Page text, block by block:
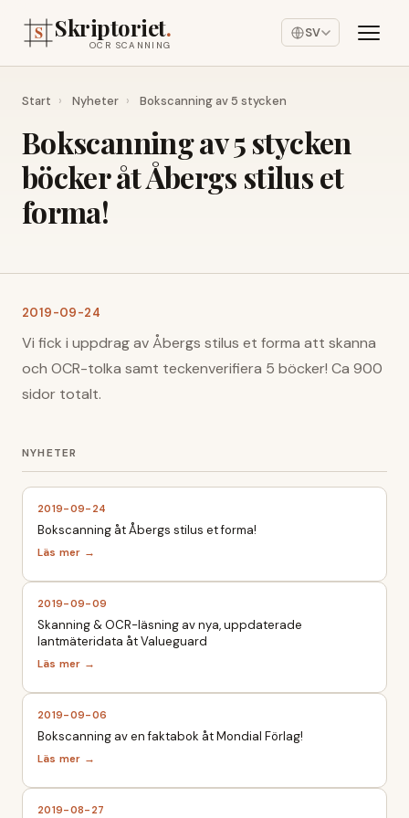
Skriptoriet.
OCR SCANNING
SV
Start › Nyheter › Bokscanning av 5 stycken
Bokscanning av 5 stycken
böcker åt Åbergs stilus et
forma!
2019-09-24
Vi fick i uppdrag av Åbergs stilus et forma att skanna
och OCR-tolka samt teckenverifiera 5 böcker! Ca 900
sidor totalt.
2019-09-24
Bokscanning åt Åbergs stilus et forma!
2019-09-09
Skanning & OCR-läsning av nya, uppdaterade
lantmäteridata åt Valueguard
2019-09-06
Bokscanning av en faktabok åt Mondial Förlag!
2019-08-27